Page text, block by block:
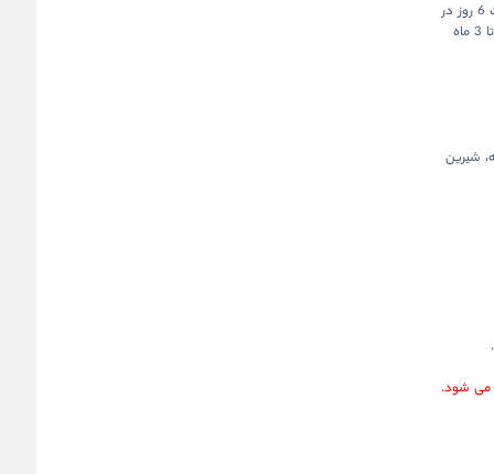
نحوه نگهداری: همه کاپ کیک های آرد بادام به خوبی در ظرف دربسته د به مدت 6 روز در
یخچال نگهداری می شوند. از طرف دیگر، می توانید برای نگهداری بیشتر آن ها را تا 3 ماه
شیرین
می شود.